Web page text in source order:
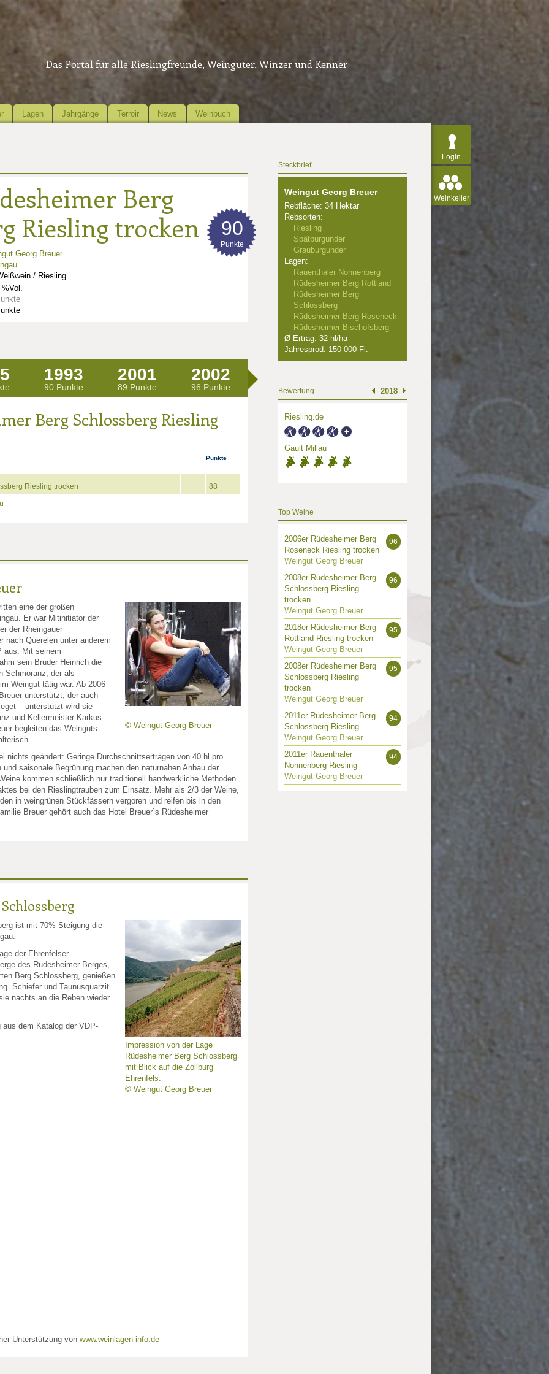
Das Portal für alle Rieslingfreunde, Weingüter, Winzer und Kenner
Lagen Jahrgänge Terroir News Weinbuch
Login
Weinkeller
Berg
Riesling trocken
Georg Breuer
/ Riesling
%Vol.
90
Punkte
1993
90 Punkte
2001
89 Punkte
2002
96 Punkte
Berg Schlossberg Riesling
Punkte
Riesling trocken
88
© Weingut Georg Breuer
eine der großen
Er war Mitinitiator der
der Rheingauer
nach Querelen unter anderem
aus. Mit seinem
sein Bruder Heinrich die
Schmoranz, der als
Weingut tätig war. Ab 2006
unterstützt, der auch
– unterstützt wird sie
und Kellermeister Karkus
begleiten das Weinguts­
nichts geändert: Geringe Durchschnittserträgen von 40 hl pro
und saisonale Begrünung machen den naturnahen Anbau der
kommen schließlich nur traditionell handwerkliche Methoden
bei den Rieslingtrauben zum Einsatz. Mehr als 2/3 der Weine,
in weingrünen Stückfässern vergoren und reifen bis in den
Breuer gehört auch das Hotel Breuer`s Rüdesheimer
Impression von der Lage
Rüdesheimer Berg Schlossberg
mit Blick auf die Zollburg
Ehrenfels.
© Weingut Georg Breuer
ist mit 70% Steigung die
der Ehrenfelser
des Rüdesheimer Berges,
Berg Schlossberg, genießen
Schiefer und Taunusquarzit
nachts an die Reben wieder
dem Katalog der VDP-
Unterstützung von www.weinlagen-info.de
Steckbrief
Weingut Georg Breuer
Rebfläche: 34 Hektar
Rebsorten:
Riesling
Spätburgunder
Grauburgunder
Lagen:
Rauenthaler Nonnenberg
Rüdesheimer Berg Rottland
Rüdesheimer Berg
Schlossberg
Rüdesheimer Berg Roseneck
Rüdesheimer Bischofsberg
Ø Ertrag: 32 hl/ha
Jahresprod: 150 000 Fl.
Bewertung 2018
Riesling.de
Gault Millau
Top Weine
96
2006er Rüdesheimer Berg
Roseneck Riesling trocken
Weingut Georg Breuer
96
2008er Rüdesheimer Berg
Schlossberg Riesling
trocken
Weingut Georg Breuer
95
2018er Rüdesheimer Berg
Rottland Riesling trocken
Weingut Georg Breuer
95
2008er Rüdesheimer Berg
Schlossberg Riesling
trocken
Weingut Georg Breuer
94
2011er Rüdesheimer Berg
Schlossberg Riesling
Weingut Georg Breuer
94
2011er Rauenthaler
Nonnenberg Riesling
Weingut Georg Breuer